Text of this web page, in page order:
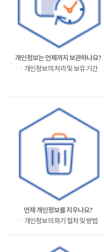
개인정보는 언제까지 보관하나요?
ㆍ개인정보의 처리 및 보유 기간
언제 개인정보를 지우나요?
ㆍ개인정보의 파기 절차 및 방법